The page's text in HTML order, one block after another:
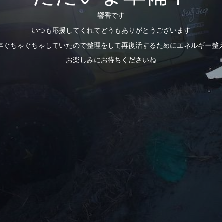
響香です
いつも応援してくれてどうもありがとうございます
ぐちゃぐちゃしていたので整理をして再復活するためにエネルギー整
お楽しみにお待ちくださいね